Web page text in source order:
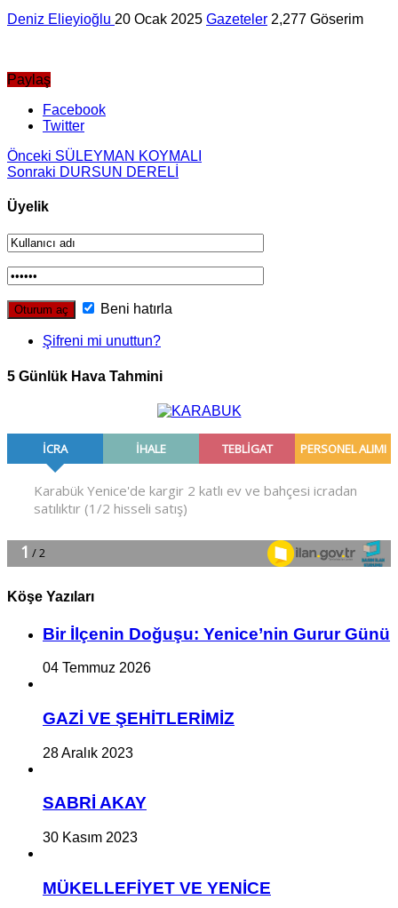
Deniz Elieyioğlu 20 Ocak 2025 Gazeteler 2,277 Göserim
Paylaş
Facebook
Twitter
Önceki SÜLEYMAN KOYMALI
Sonraki DURSUN DERELİ
Üyelik
Beni hatırla
Şifreni mi unuttun?
5 Günlük Hava Tahmini
Köşe Yazıları
Bir İlçe­nin Do­ğu­şu: Ye­ni­ce’nin Gurur Günü
04 Temmuz 2026
GAZİ VE ŞEHİTLERİMİZ
28 Aralık 2023
SABRİ AKAY
30 Kasım 2023
MÜKELLEFİYET VE YENİCE